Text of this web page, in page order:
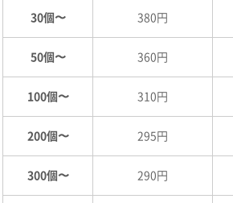
30個〜 380円
50個〜 360円
100個〜 310円
200個〜 295円
300個〜 290円